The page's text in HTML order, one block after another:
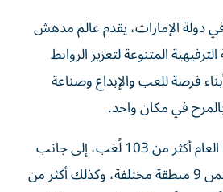
دولة الإمارات، يقدم عالم مدهش
المتنوعة لتعزيز الروابط
فرصة للعب والإبداع وصناعة
في مكان واحد.
ويضم عالم مدهش هذا العام أكثر من 103 لُعَب، إلى جانب
أنشطة ترفيهية تتوزع ضمن 9 منطقة مختلفة، وكذلك أكثر من